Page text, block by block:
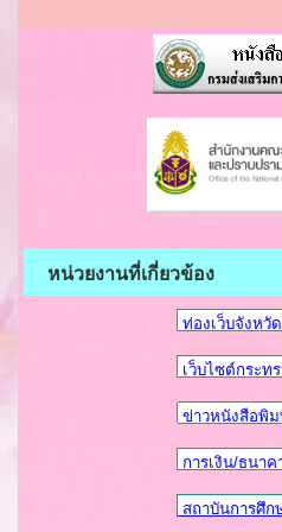
หน่วยงานที่เกี่ยวข้อง